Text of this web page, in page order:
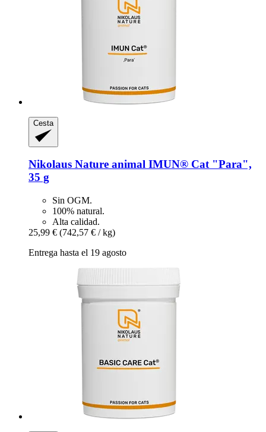
Cesta
Nikolaus Nature animal IMUN® Cat "Para",
35 g
Sin OGM.
100% natural.
Alta calidad.
25,99 € (742,57 € / kg)
Entrega hasta el 19 agosto